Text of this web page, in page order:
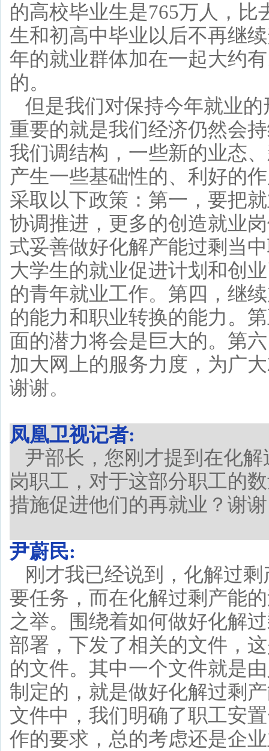
的高校毕业生是765万人，
生和初高中毕业以后不再继
年的就业群体加在一起大约
的。
但是我们对保持今年就业
重要的就是我们经济仍然会
我们调结构，一些新的业态
产生一些基础性的、利好的
采取以下政策：第一，要把
协调推进，更多的创造就业
式妥善做好化解产能过剩当
大学生的就业促进计划和创
的青年就业工作。第四，继
的能力和职业转换的能力。
面的潜力将会是巨大的。第
加大网上的服务力度，为广
谢谢。
凤凰卫视记者:
尹部长，您刚才提到在化
岗职工，对于这部分职工的
措施促进他们的再就业？谢
尹蔚民:
刚才我已经说到，化解过
要任务，而在化解过剩产能
之举。围绕着如何做好化解
部署，下发了相关的文件，
的文件。其中一个文件就是
制定的，就是做好化解过剩
文件中，我们明确了职工安
作的要求，总的考虑还是企